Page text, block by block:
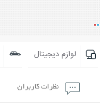
لوازم دیجیتال
نظرات کاربران